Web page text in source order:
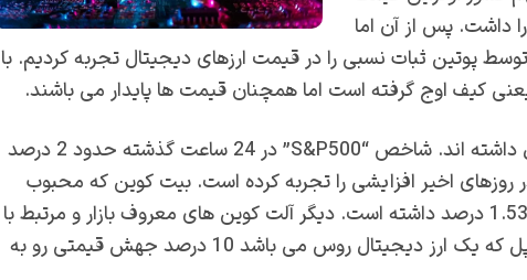
داشت. پس از آن اما
پوتین ثبات نسبی را در قیمت ارزهای دیجیتال تجربه کردیم. با
کیف اوج گرفته است اما همچنان قیمت ها پایدار می باشند.
در روزهای اخیر نوسانات زیادی را قیمت ارزهای دیجیتال داشته اند. شاخص “S&P500” در 24 ساعت گذشته حدود 2 درصد
اخیر افزایشی را تجربه کرده است. بیت کوین که محبوب
ترین کوین بازار می باشد صعود و رشد کمی را به میزان 1.53 درصد داشته است. دیگر آلت کوین های معروف بازار و مرتبط با
این جنگ نیز تغییراتی را داشته اند. اتریوم 6 درصد و ریپل که یک ارز دیجیتال روس می باشد 10 درصد جهش قیمتی رو به